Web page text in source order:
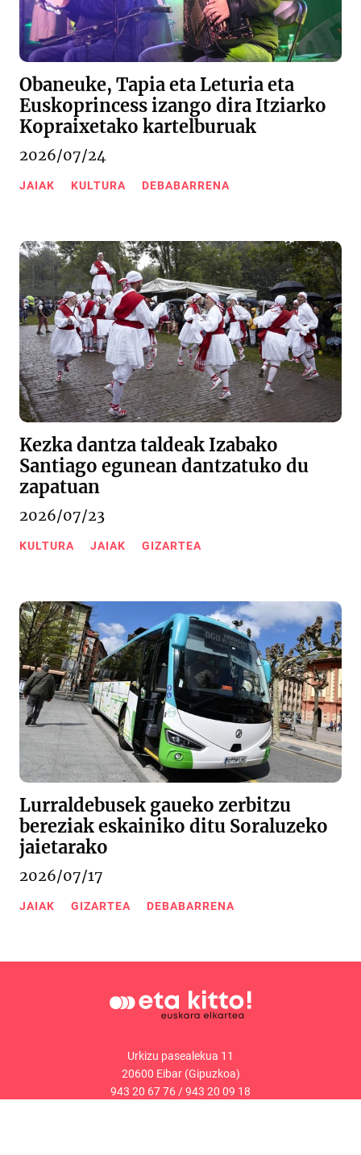
Obaneuke, Tapia eta Leturia eta
Euskoprincess izango dira Itziarko
Kopraixetako kartelburuak
2026/07/24
JAIAK KULTURA DEBABARRENA
Kezka dantza taldeak Izabako
Santiago egunean dantzatuko du
zapatuan
2026/07/23
KULTURA JAIAK GIZARTEA
Lurraldebusek gaueko zerbitzu
bereziak eskainiko ditu Soraluzeko
jaietarako
2026/07/17
JAIAK GIZARTEA DEBABARRENA
Urkizu pasealekua 11
20600 Eibar (Gipuzkoa)
943 20 67 76/943 20 09 18